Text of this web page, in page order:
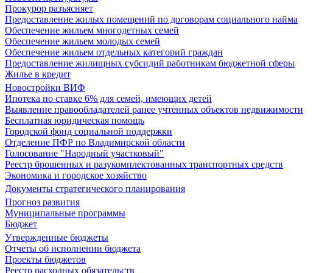
Прокурор разъясняет
Предоставление жилых помещений по договорам социального найма
Обеспечение жильем многодетных семей
Обеспечение жильем молодых семей
Обеспечение жильем отдельных категорий граждан
Предоставление жилищных субсидий работникам бюджетной сферы
Жилье в кредит
Новостройки ВИФ
Ипотека по ставке 6% для семей, имеющих детей
Выявление правообладателей ранее учтенных объектов недвижимости
Бесплатная юридическая помощь
Городской фонд социальной поддержки
Отделение ПФР по Владимирской области
Голосование "Народный участковый"
Реестр брошенных и разукомплектованных транспортных средств
Экономика и городское хозяйство
Документы стратегического планирования
Прогноз развития
Муниципальные программы
Бюджет
Утвержденные бюджеты
Отчеты об исполнении бюджета
Проекты бюджетов
Реестр расходных обязательств